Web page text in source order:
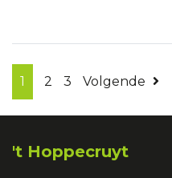
1 2 3 Volgende
't Hoppecruyt